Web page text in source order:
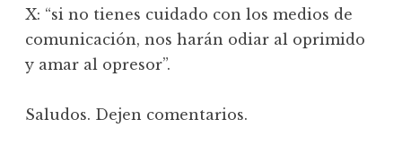
X: “si no tienes cuidado con los medios de
comunicación, nos harán odiar al oprimido
y amar al opresor”.
Saludos. Dejen comentarios.